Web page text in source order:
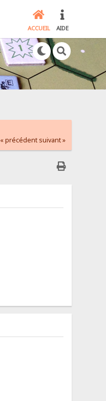
ACCUEIL AIDE
« précédent suivant »